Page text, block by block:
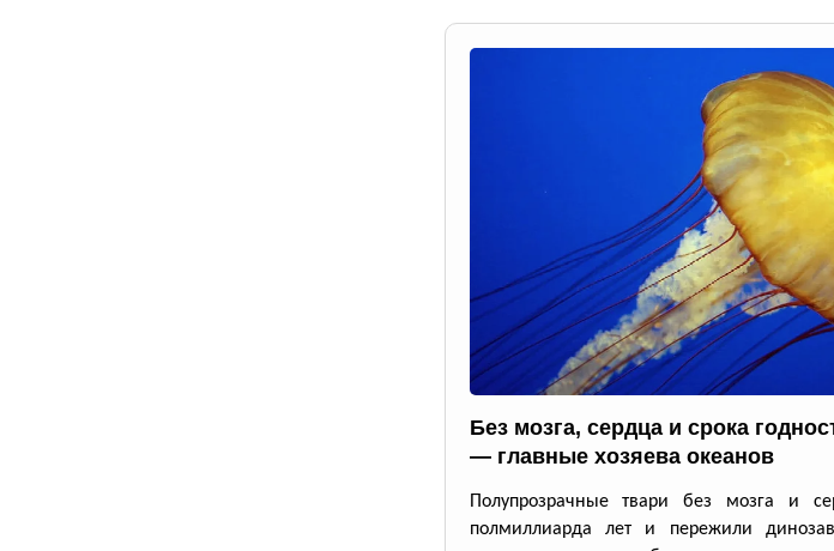
Без мозга, сердца и срока
— главные хозяева океанов
Полупрозрачные твари без мозга и
полмиллиарда лет и пережили